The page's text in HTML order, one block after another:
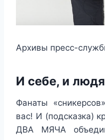
Архивы пресс-
И себе, и
Фанаты
вас! И (подсказка)
ДВА МЯЧА